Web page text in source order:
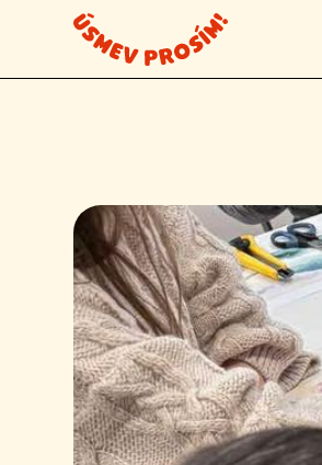
Všetky krúžky